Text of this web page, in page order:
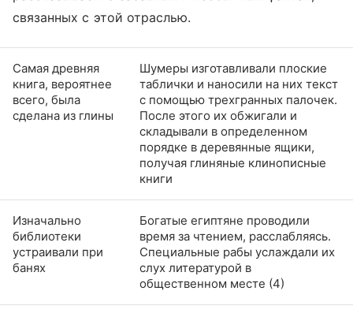
связанных с этой отраслью.
Самая древняя
книга, вероятнее
всего, была
сделана из глины
Шумеры изготавливали плоские
таблички и наносили на них текст
с помощью трехгранных палочек.
После этого их обжигали и
складывали в определенном
порядке в деревянные ящики,
получая глиняные клинописные
книги
Изначально
библиотеки
устраивали при
банях
Богатые египтяне проводили
время за чтением, расслабляясь.
Специальные рабы услаждали их
слух литературой в
общественном месте (4)